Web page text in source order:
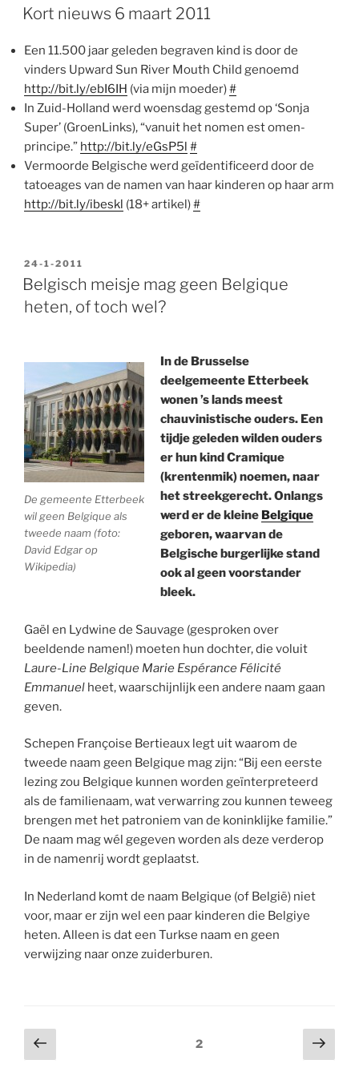
OP
Kort nieuws 6 maart 2011
Een 11.500 jaar geleden begraven kind is door de
vinders Upward Sun River Mouth Child genoemd
http://bit.ly/ebI6IH (via mijn moeder)#
In Zuid-Holland werd woensdag gestemd op ‘Sonja
Super’ (GroenLinks), “vanuit het nomen est omen-
principe.” http://bit.ly/eGsP5l #
Vermoorde Belgische werd geïdentificeerd door de
tatoeages van de namen van haar kinderen op haar arm
http://bit.ly/ibeskl (18+ artikel)#
GEPLAATST
OP
24-1-2011
Belgisch meisje mag geen Belgique
heten, of toch wel?
De gemeente Etterbeek
wil geen Belgique als
tweede naam (foto:
David Edgar op
Wikipedia)
In de Brusselse
deelgemeente Etterbeek
wonen ’s lands meest
chauvinistische ouders. Een
tijdje geleden wilden ouders
er hun kind Cramique
(krentenmik) noemen, naar
het streekgerecht. Onlangs
werd er de kleine Belgique
geboren, waarvan de
Belgische burgerlijke stand
ook al geen voorstander
bleek.
Gaël en Lydwine de Sauvage (gesproken over
beeldende namen!) moeten hun dochter, die voluit
Laure-Line Belgique Marie Espérance Félicité
Emmanuel heet, waarschijnlijk een andere naam gaan
geven.
Schepen Françoise Bertieaux legt uit waarom de
tweede naam geen Belgique mag zijn: “Bij een eerste
lezing zou Belgique kunnen worden geïnterpreteerd
als de familienaam, wat verwarring zou kunnen teweeg
brengen met het patroniem van de koninklijke familie.”
De naam mag wél gegeven worden als deze verderop
in de namenrij wordt geplaatst.
In Nederland komt de naam Belgique (of België) niet
voor, maar er zijn wel een paar kinderen die Belgiye
heten. Alleen is dat een Turkse naam en geen
verwijzing naar onze zuiderburen.
Berichtnavigatie
Vorige
pagina
Pagina2